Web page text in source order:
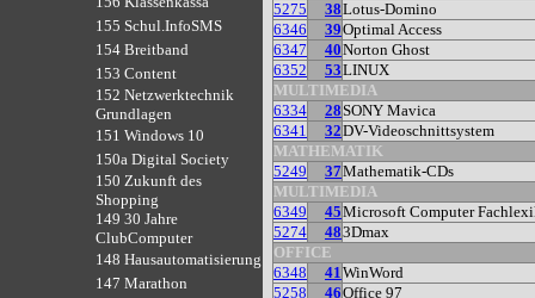
155 Schul.InfoSMS
154 Breitband
153 Content
152 Netzwerktechnik
Grundlagen
151 Windows 10
150a Digital Society
150 Zukunft des
Shopping
149 30 Jahre
ClubComputer
148 Hausautomatisierung
147 Marathon
5275
38Lotus-Domino
6346
39Optimal Access
6347
40Norton Ghost
6352
53LINUX
MULTIMEDIA
6334
28SONY Mavica
6341
32DV-Videoschnittsystem
MATHEMATIK
5249
37Mathematik-CDs
MULTIMEDIA
6349
45Microsoft Computer
5274
483Dmax
OFFICE
6348
41WinWord
5258
46Office 97